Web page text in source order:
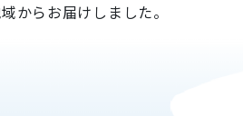
からお届けしました。